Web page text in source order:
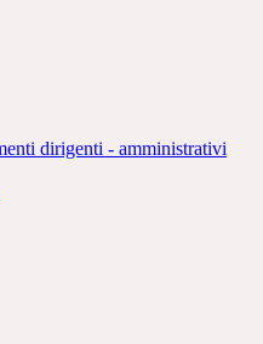
dirigenti - amministrativi